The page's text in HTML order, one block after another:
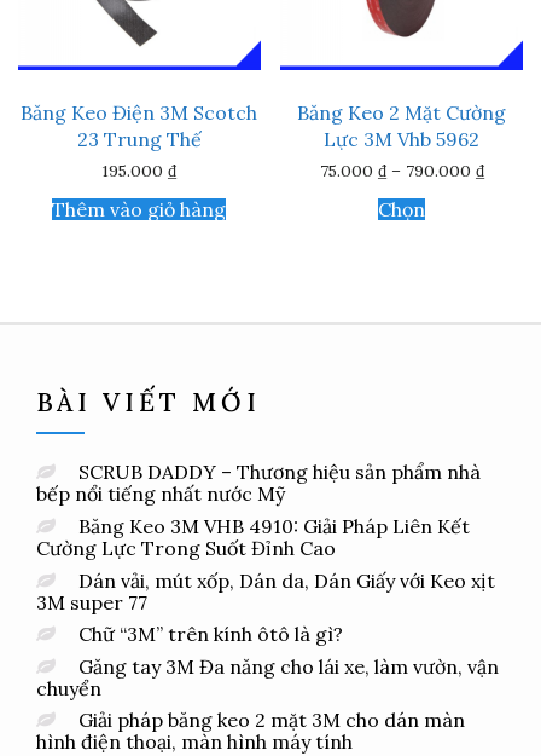
chọn
trang
sản
phẩm
Băng Keo Điện 3M Scotch
23 Trung Thế
195.000 ₫
Thêm vào giỏ hàng
Băng Keo 2 Mặt Cường
Lực 3M Vhb 5962
75.000 ₫ – 790.000 ₫
ChọnSản
phẩm
thể.
được
chọn
trang
BÀI VIẾT MỚI
SCRUB DADDY – Thương hiệu sản phẩm nhà
bếp nổi tiếng nhất nước Mỹ
Băng Keo 3M VHB 4910: Giải Pháp Liên Kết
Cường Lực Trong Suốt Đỉnh Cao
Dán vải, mút xốp, Dán da, Dán Giấy với Keo xịt
3M super 77
Chữ “3M” trên kính ôtô là gì?
Găng tay 3M Đa năng cho lái xe, làm vườn, vận
chuyển
Giải pháp băng keo 2 mặt 3M cho dán màn
hình điện thoại, màn hình máy tính